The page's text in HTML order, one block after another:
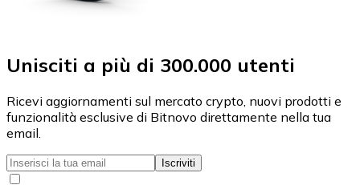
Unisciti a più di 300.000 utenti
Ricevi aggiornamenti sul mercato crypto, nuovi prodotti e
funzionalità esclusive di Bitnovo direttamente nella tua
email.
Iscriviti